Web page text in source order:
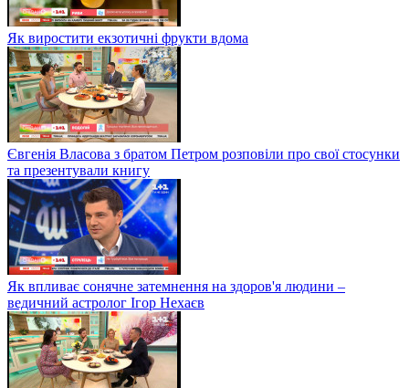
Як виростити екзотичні фрукти вдома
Євгенія Власова з братом Петром розповіли про свої стосунки
та презентували книгу
Як впливає сонячне затемнення на здоров'я людини –
ведичний астролог Ігор Нехаєв